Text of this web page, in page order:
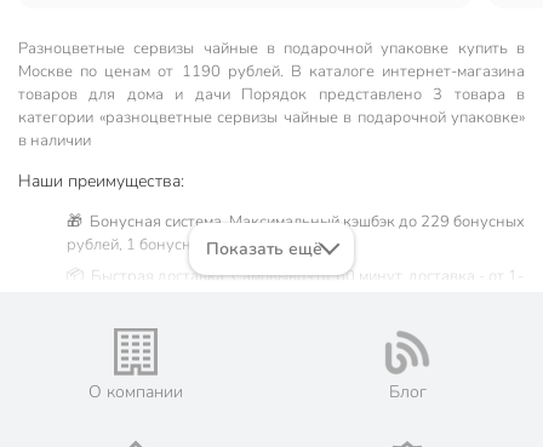
Разноцветные сервизы чайные в подарочной упаковке купить в
Москве по ценам от 1190 рублей. В каталоге интернет-магазина
товаров для дома и дачи Порядок представлено 3 товара в
категории «разноцветные сервизы чайные в подарочной упаковке»
в наличии
Наши преимущества:
🎁 Бонусная система. Максимальный кэшбэк до 229 бонусных
рублей, 1 бонусный балл = 1 рубль.
📦 Быстрая доставка. Самовывоз от 60 минут, доставка - от 1-
🛒 Бесплатный самовывоз из магазинов города Москва.
Жители Московской области могут сделать заказ и оплатить
его онлайн на официальном сайте сети магазинов Порядок.
Показать ещё
О компании Блог